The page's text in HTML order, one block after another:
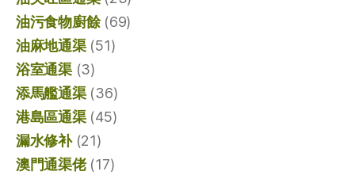
油污食物廚餘(69)
油麻地通渠(51)
浴室通渠(3)
添馬艦通渠(36)
港島區通渠(45)
漏水修补(21)
澳門通渠佬(17)